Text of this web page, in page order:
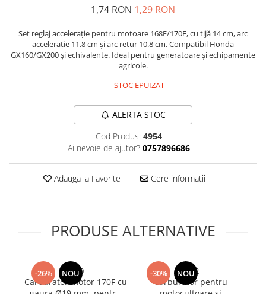
Cantare electronice comerciale
Bureti si lavete
Manusi bucatarie
Decoratiuni casa & sarbatori
Accesorii decorative
Iluminat & Electrice
Accesorii prelungitoare
Accesorii prize si intrerupatoare
Aplice si plafoniere
Becuri
1,74 RON 1,29 RON
Set reglaj accelerație pentru motoare 168F/170F, cu tijă 14 cm, arc
accelerație 11.8 cm și arc retur 10.8 cm. Compatibil Honda
GX160/GX200 și echivalente. Ideal pentru generatoare și echipamente
agricole.
STOC EPUIZAT
ALERTA STOC
Cod Produs: 4954
Ai nevoie de ajutor? 0757896686
Adauga la Favorite Cere informatii
PRODUSE ALTERNATIVE
-26% NOU
4960
Carburator motor 170F cu
-30% NOU
5402
Carburator pentru